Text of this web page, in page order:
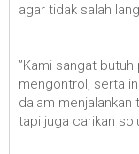
agar tidak salah
”Kami sangat
mengontrol, serta
dalam menjalankan
tapi juga carikan